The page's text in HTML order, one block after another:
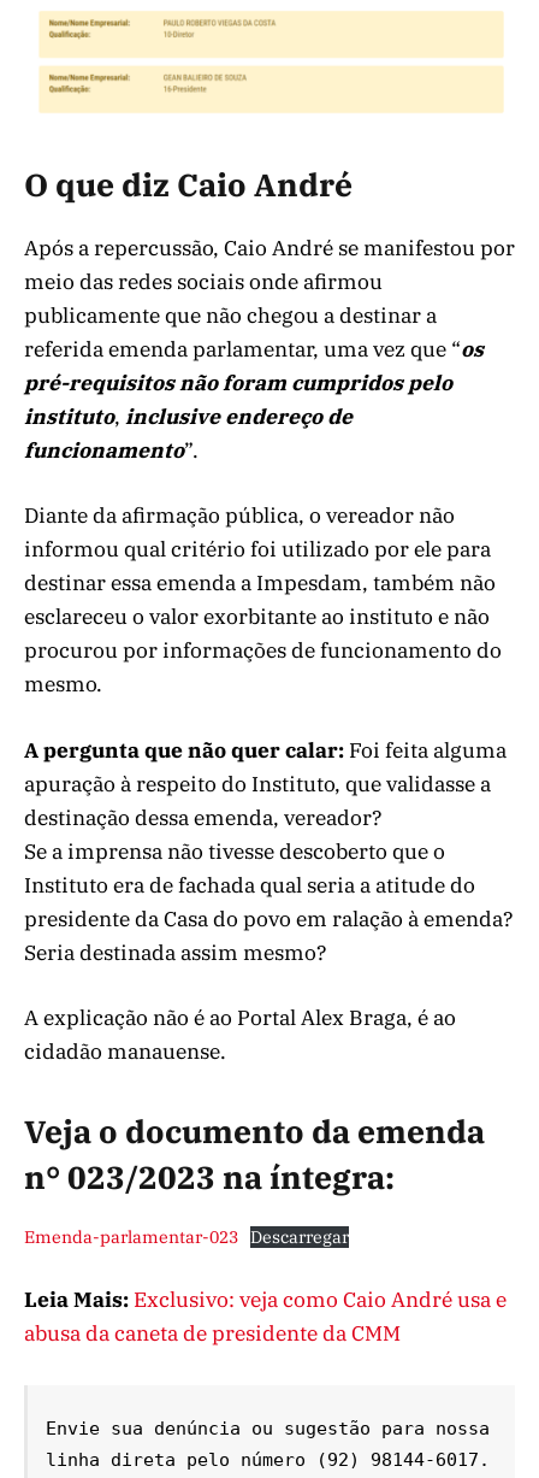
O que diz Caio André
Após a repercussão, Caio André se manifestou por
meio das redes sociais onde afirmou
publicamente que não chegou a destinar a
referida emenda parlamentar, uma vez que “os
pré-requisitos não foram cumpridos pelo
instituto, inclusive endereço de
funcionamento”.
Diante da afirmação pública, o vereador não
informou qual critério foi utilizado por ele para
destinar essa emenda a Impesdam, também não
esclareceu o valor exorbitante ao instituto e não
procurou por informações de funcionamento do
mesmo.
A pergunta que não quer calar: Foi feita alguma
apuração à respeito do Instituto, que validasse a
destinação dessa emenda, vereador?
Se a imprensa não tivesse descoberto que o
Instituto era de fachada qual seria a atitude do
presidente da Casa do povo em ralação à emenda?
Seria destinada assim mesmo?
A explicação não é ao Portal Alex Braga, é ao
cidadão manauense.
Veja o documento da emenda
n° 023/2023 na íntegra:
Emenda-parlamentar-023 Descarregar
Leia Mais: Exclusivo: veja como Caio André usa e
abusa da caneta de presidente da CMM
Envie sua denúncia ou sugestão para nossa
linha direta pelo número (92) 98144-6017.